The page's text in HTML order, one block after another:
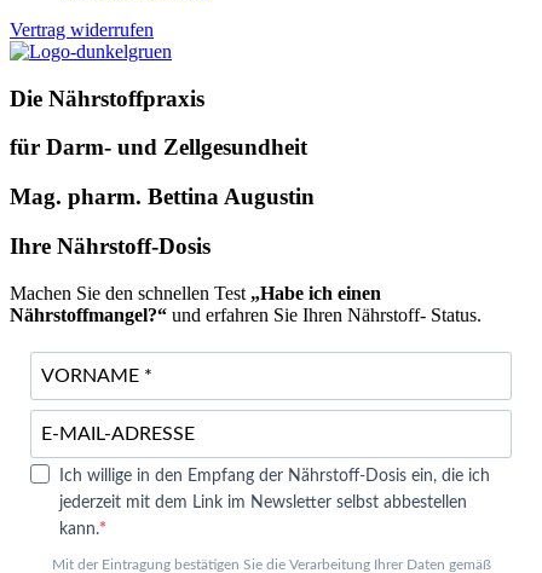
Vertrag widerrufen
Die Nährstoffpraxis
für Darm- und Zellgesundheit
Mag. pharm. Bettina Augustin
Ihre Nährstoff-Dosis
Machen Sie den schnellen Test „Habe ich einen
Nährstoffmangel?“ und erfahren Sie Ihren Nährstoff- Status.
Ich willige in den Empfang der Nährstoff-Dosis ein, die ich
jederzeit mit dem Link im Newsletter selbst abbestellen
kann.
Mit der Eintragung bestätigen Sie die Verarbeitung Ihrer Daten gemäß